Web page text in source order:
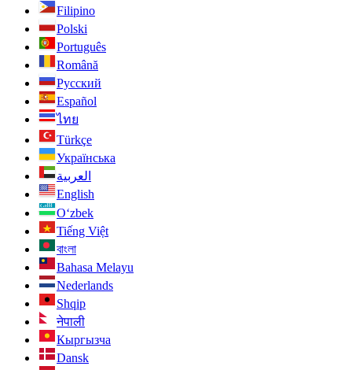
Filipino
Polski
Português
Română
Русский
Español
ไทย
Türkçe
Українська
العربية
English
O‘zbek
Tiếng Việt
বাংলা
Bahasa Melayu
Nederlands
Shqip
नेपाली
Кыргызча
Dansk